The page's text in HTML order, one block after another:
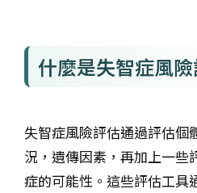
什麼是失智症風
失智症風險評估通過評估個
況，遺傳因素，再加上一些
症的可能性。這些評估工具